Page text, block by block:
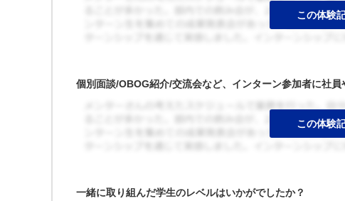
個別面談/OBOG紹介/交流会など、インターン参加者に社
一緒に取り組んだ学生のレベルはいかがでしたか？